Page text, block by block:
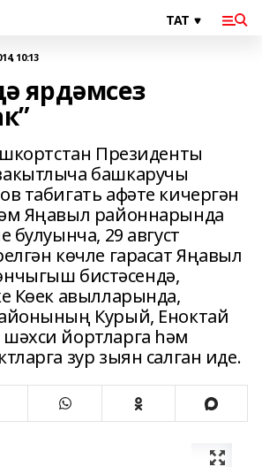
10:13
ярдәмсез
Президенты
башкаручы
табигать афәте кичергән
Яңавыл районнарында
булуынча, 29 август
көчле гарасат Яңавыл
бистәсендә,
Көек авылларында,
Курый, Еноктай
йортларга һәм
зур зыян салган иде.